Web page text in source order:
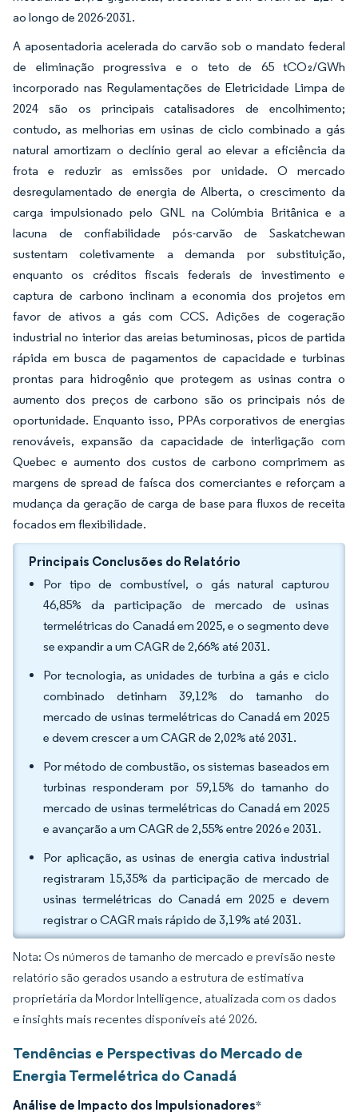
ao longo de 2026-2031.
A aposentadoria acelerada do carvão sob o mandato federal
de eliminação progressiva e o teto de 65 tCO₂/GWh
incorporado nas Regulamentações de Eletricidade Limpa de
2024 são os principais catalisadores de encolhimento;
contudo, as melhorias em usinas de ciclo combinado a gás
natural amortizam o declínio geral ao elevar a eficiência da
frota e reduzir as emissões por unidade. O mercado
desregulamentado de energia de Alberta, o crescimento da
carga impulsionado pelo GNL na Colúmbia Britânica e a
lacuna de confiabilidade pós-carvão de Saskatchewan
sustentam coletivamente a demanda por substituição,
enquanto os créditos fiscais federais de investimento e
captura de carbono inclinam a economia dos projetos em
favor de ativos a gás com CCS. Adições de cogeração
industrial no interior das areias betuminosas, picos de partida
rápida em busca de pagamentos de capacidade e turbinas
prontas para hidrogênio que protegem as usinas contra o
aumento dos preços de carbono são os principais nós de
oportunidade. Enquanto isso, PPAs corporativos de energias
renováveis, expansão da capacidade de interligação com
Quebec e aumento dos custos de carbono comprimem as
margens de spread de faísca dos comerciantes e reforçam a
mudança da geração de carga de base para fluxos de receita
focados em flexibilidade.
Principais Conclusões do Relatório
Por tipo de combustível, o gás natural capturou
46,85% da participação de mercado de usinas
termelétricas do Canadá em 2025, e o segmento deve
se expandir a um CAGR de 2,66% até 2031.
Por tecnologia, as unidades de turbina a gás e ciclo
combinado detinham 39,12% do tamanho do
mercado de usinas termelétricas do Canadá em 2025
e devem crescer a um CAGR de 2,02% até 2031.
Por método de combustão, os sistemas baseados em
turbinas responderam por 59,15% do tamanho do
mercado de usinas termelétricas do Canadá em 2025
e avançarão a um CAGR de 2,55% entre 2026 e 2031.
Por aplicação, as usinas de energia cativa industrial
registraram 15,35% da participação de mercado de
usinas termelétricas do Canadá em 2025 e devem
registrar o CAGR mais rápido de 3,19% até 2031.
Nota: Os números de tamanho de mercado e previsão neste
relatório são gerados usando a estrutura de estimativa
proprietária da Mordor Intelligence, atualizada com os dados
e insights mais recentes disponíveis até 2026.
Tendências e Perspectivas do Mercado de
Energia Termelétrica do Canadá
Análise de Impacto dos Impulsionadores*